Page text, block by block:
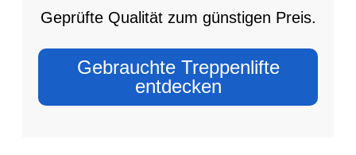
Geprüfte Qualität zum günstigen Preis.
Gebrauchte Treppenlifte
entdecken